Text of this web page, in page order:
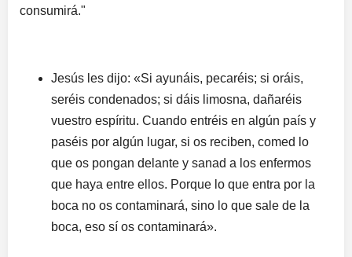
consumirá."
Jesús les dijo: «Si ayunáis, pecaréis; si oráis,
seréis condenados; si dáis limosna, dañaréis
vuestro espíritu. Cuando entréis en algún país y
paséis por algún lugar, si os reciben, comed lo
que os pongan delante y sanad a los enfermos
que haya entre ellos. Porque lo que entra por la
boca no os contaminará, sino lo que sale de la
boca, eso sí os contaminará».